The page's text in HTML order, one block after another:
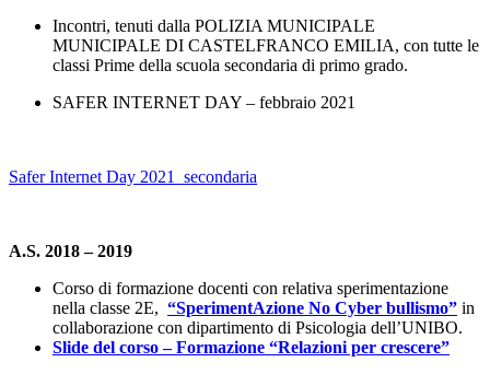
Incontri, tenuti dalla POLIZIA MUNICIPALE
MUNICIPALE DI CASTELFRANCO EMILIA, con tutte le
classi Prime della scuola secondaria di primo grado.
SAFER INTERNET DAY – febbraio 2021
Safer Internet Day 2021_secondaria
A.S. 2018 – 2019
Corso di formazione docenti con relativa sperimentazione
nella classe 2E, “SperimentAzione No Cyber bullismo” in
collaborazione con dipartimento di Psicologia dell’UNIBO.
Slide del corso – Formazione “Relazioni per crescere”